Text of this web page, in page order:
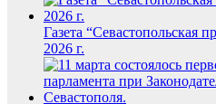
Газета “Севастопольская
2026 г.